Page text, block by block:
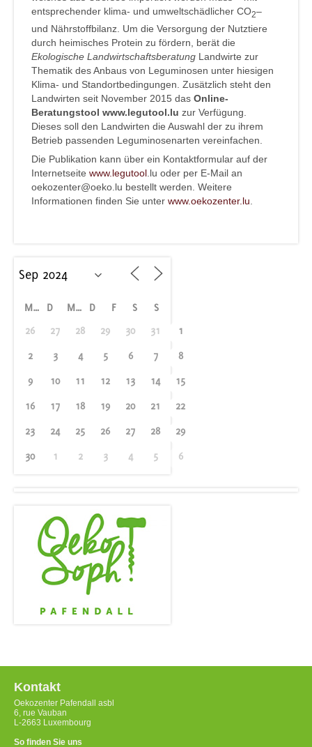
entsprechender klima- und umweltschädlicher CO2–
und Nährstoffbilanz. Um die Versorgung der Nutztiere
durch heimisches Protein zu fördern, berät die
Ekologische Landwirtschaftsberatung Landwirte zur
Thematik des Anbaus von Leguminosen unter hiesigen
Klima- und Standortbedingungen. Zusätzlich steht den
Landwirten seit November 2015 das Online-
Beratungstool www.legutool.lu zur Verfügung.
Dieses soll den Landwirten die Auswahl der zu ihrem
Betrieb passenden Leguminosenarten vereinfachen.
Die Publikation kann über ein Kontaktformular auf der
Internetseite www.legutool .lu oder per E-Mail an
oekozenter@oeko.lu bestellt werden. Weitere
Informationen finden Sie unter www.oekozenter.lu
M D M D F S
S
26
27 28 29 30 31 1
2 3 4 5 6 7 8
9 10 11 12 13 14 15
16 17 18 19 20 21 22
23 24 25 26 27 28 29
30 1 2 3 4 5 6
Kontakt
Oekozenter Pafendall asbl
6, rue Vauban
L-2663 Luxembourg
So finden Sie uns